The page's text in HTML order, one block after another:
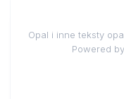
Opal i inne teksty
Powered by